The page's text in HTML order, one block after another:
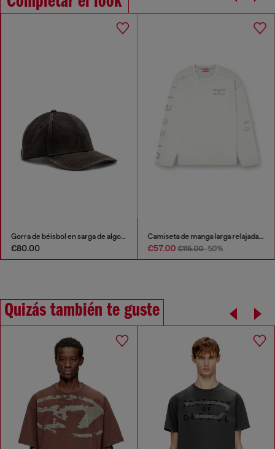
Gorra de béisbol en sarga de algodón lavada
€80.00
Camiseta de manga larga relajada con mangas estampadas
€57.00€115.00-50%
Quizás también te guste